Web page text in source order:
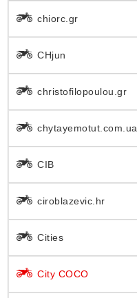
chiorc.gr
CHjun
christofilopoulou.gr
chytayemotut.com.ua
CIB
ciroblazevic.hr
Cities
City COCO